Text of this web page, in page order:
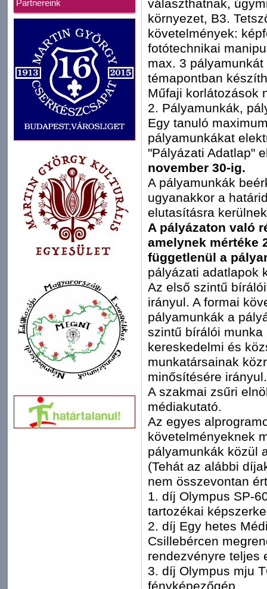
Partnereink
választhatnak,
környezet, B3.
követelmények:
fotótechnikai
max. 3
témapontban
Műfaji korlátozások
2. Pályamunkák,
Egy tanuló
pályamunkákat
"Pályázati Adatlap"
november 30-ig.
A pályamunkák
ugyanakkor a
elutasításra
A pályázaton való
amelynek mértéke
függetlenül a
pályázati adatlapok
Az első szintű
irányul. A formai
pályamunkák a
szintű bírálói
kereskedelmi és
munkatársainak
minősítésére irányul.
A szakmai zsűri
médiakutató.
Az egyes
követelményeknek
pályamunkák közül
(Tehát az alábbi
nem összevontan
1. díj Olympus SP-
tartozékai
2. díj Egy hetes
Csillebércen
rendezvényre teljes
3. díj Olympus mju
fényképezőgép.